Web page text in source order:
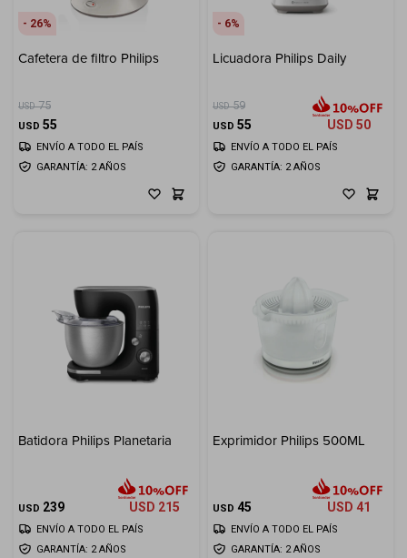
26
Cafetera de filtro Philips
USD 75
USD 55
GARANTÍA: 2 AÑOS
ENVÍO A TODO EL PAÍS
6
Licuadora Philips Daily
USD 59
USD 55 USD 50
GARANTÍA: 2 AÑOS
ENVÍO A TODO EL PAÍS
Batidora Philips Planetaria
USD 239 USD 215
GARANTÍA: 2 AÑOS
ENVÍO A TODO EL PAÍS
Exprimidor Philips 500ML
USD 45 USD 41
GARANTÍA: 2 AÑOS
ENVÍO A TODO EL PAÍS